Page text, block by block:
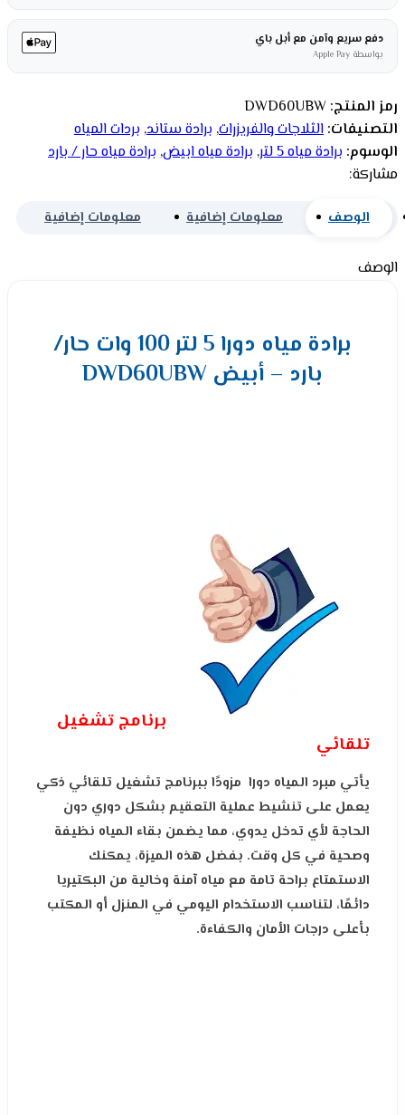
دفع سريع وآمن مع أبل باي
بواسطة Apple Pay
رمز المنتج: DWD60UBW
التصنيفات: الثلاجات والفريزرات, برادة ستاند, بردات المياه
الوسوم: برادة مياه 5 لتر , برادة مياه ابيض, برادة مياه حار / بارد
مشاركة:
الوصف معلومات إضافية معلومات إضافية
الوصف
برادة مياه دورا 5 لتر 100 وات حار/
بارد – أبيض DWD60UBW
برنامج تشغيل
تلقائي
يأتي مبرد المياه دورا مزودًا ببرنامج تشغيل تلقائي ذكي
يعمل على تنشيط عملية التعقيم بشكل دوري دون
الحاجة لأي تدخل يدوي، مما يضمن بقاء المياه نظيفة
وصحية في كل وقت. بفضل هذه الميزة، يمكنك
الاستمتاع براحة تامة مع مياه آمنة وخالية من البكتيريا
دائمًا، لتناسب الاستخدام اليومي في المنزل أو المكتب
بأعلى درجات الأمان والكفاءة.